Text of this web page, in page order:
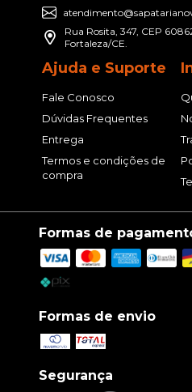
Rua Rosita, 347, CEP
Fortaleza/CE.
Ajuda e Suporte
Fale Conosco
Dúvidas Frequentes
Entrega
Termos e condições de
compra
Formas de
Formas de envio
Segurança